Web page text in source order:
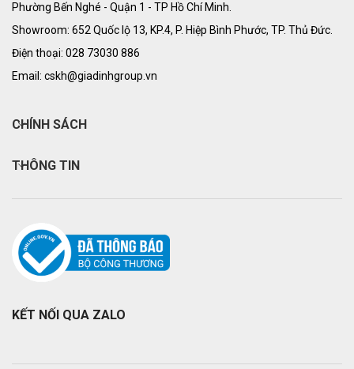
Phường Bến Nghé - Quận 1 - TP Hồ Chí Minh.
Showroom: 652 Quốc lộ 13, KP.4, P. Hiệp Bình Phước, TP. Thủ Đức.
Điện thoại: 028 73030 886
Email: cskh@giadinhgroup.vn
CHÍNH SÁCH
THÔNG TIN
KẾT NỐI QUA ZALO